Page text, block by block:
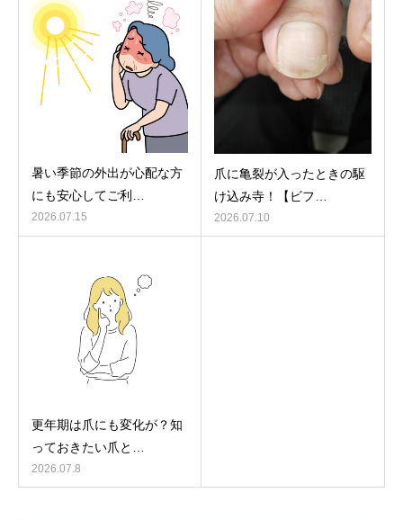
暑い季節の外出が心配な方
にも安心してご利…
2026.07.15
爪に亀裂が入ったときの駆
け込み寺！【ビフ…
2026.07.10
更年期は爪にも変化が？知
っておきたい爪と…
2026.07.8